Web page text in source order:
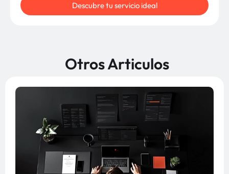
Descubre tu servicio ideal
Otros Articulos